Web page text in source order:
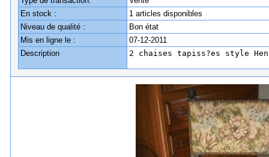
En stock :
1 articles disponibles
Niveau de qualité :
Bon état
Mis en ligne le :
07-12-2011
Description
2 chaises tapiss?es style